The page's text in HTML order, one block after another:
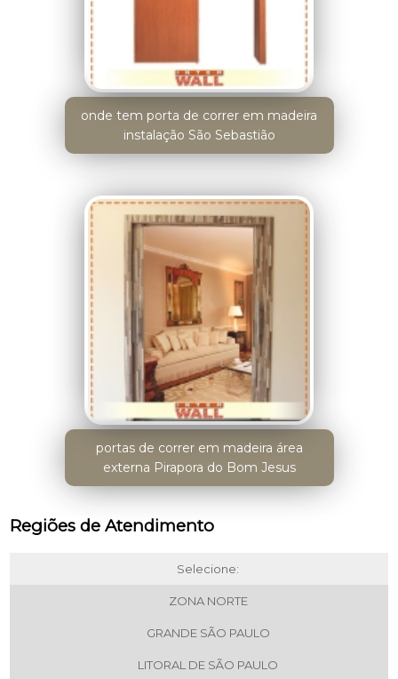
onde tem porta de correr em madeira
instalação São Sebastião
portas de correr em madeira área
externa Pirapora do Bom Jesus
Regiões de Atendimento
Selecione:
ZONA NORTE
GRANDE SÃO PAULO
LITORAL DE SÃO PAULO